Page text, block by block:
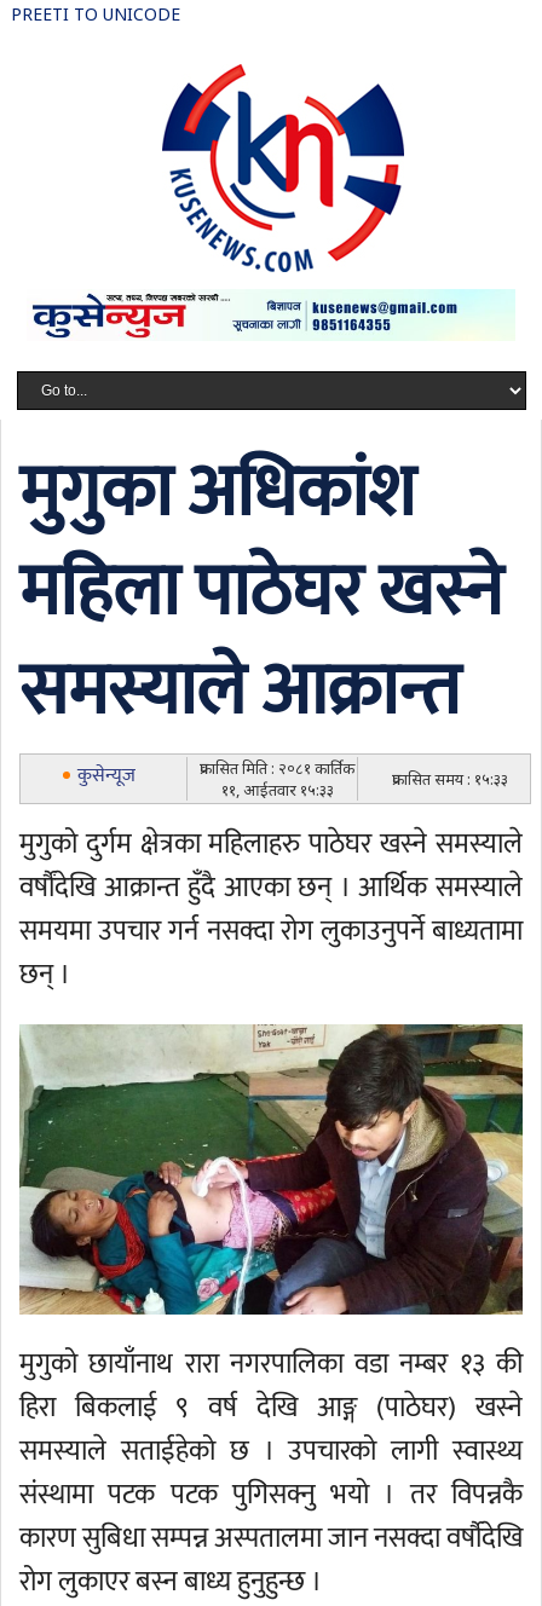
PREETI TO UNICODE
मुगुका अधिकांश
महिला पाठेघर खस्ने
समस्याले आक्रान्त
कुसेन्यूज
प्रकासित मिति : २०८१ कार्तिक
११, आईतवार १५:३३
प्रकासित समय : १५:३३
मुगुको दुर्गम क्षेत्रका महिलाहरु पाठेघर खस्ने समस्याले
वर्षौंदेखि आक्रान्त हुँदै आएका छन् । आर्थिक समस्याले
समयमा उपचार गर्न नसक्दा रोग लुकाउनुपर्ने बाध्यतामा
छन् ।
मुगुको छायाँनाथ रारा नगरपालिका वडा नम्बर १३ की
हिरा बिकलाई ९ वर्ष देखि आङ्ग (पाठेघर) खस्ने
समस्याले सताईहेको छ । उपचारको लागी स्वास्थ्य
संस्थामा पटक पटक पुगिसक्नु भयो । तर विपन्नकै
कारण सुबिधा सम्पन्न अस्पतालमा जान नसक्दा वर्षौदेखि
रोग लुकाएर बस्न बाध्य हुनुहुन्छ ।